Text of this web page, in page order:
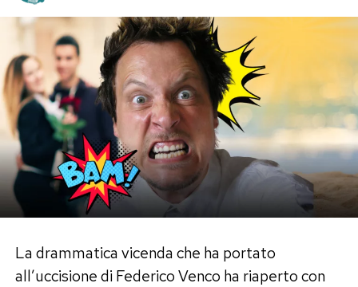
La drammatica vicenda che ha portato
all’uccisione di Federico Venco ha riaperto con